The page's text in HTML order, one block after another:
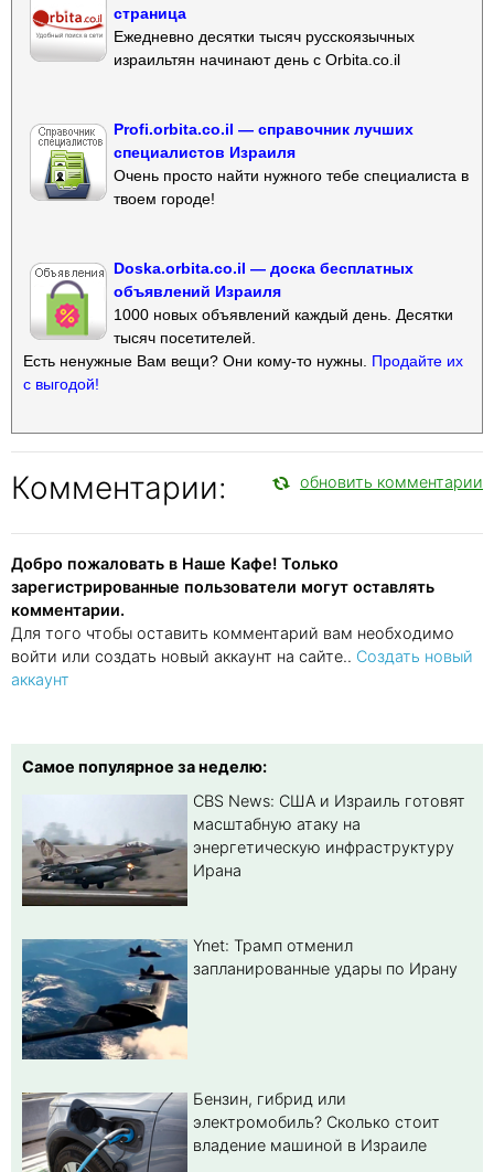
страница
Ежедневно десятки тысяч русскоязычных
израильтян начинают день с Orbita.co.il
Profi.orbita.co.il — справочник лучших
специалистов Израиля
Очень просто найти нужного тебе специалиста в
твоем городе!
Doska.orbita.co.il — доска бесплатных
объявлений Израиля
1000 новых объявлений каждый день. Десятки
тысяч посетителей.
Есть ненужные Вам вещи? Они кому-то нужны. Продайте их
с выгодой!
Комментарии: обновить комментарии
Добро пожаловать в Наше Кафе! Только
зарегистрированные пользователи могут оставлять
комментарии.
Для того чтобы оставить комментарий вам необходимо
войти или создать новый аккаунт на сайте.. Создать новый
аккаунт
Самое популярное за неделю:
CBS News: США и Израиль готовят
масштабную атаку на
энергетическую инфраструктуру
Ирана
Ynet: Трамп отменил
запланированные удары по Ирану
Бензин, гибрид или
электромобиль? Cколько стоит
владение машиной в Израиле